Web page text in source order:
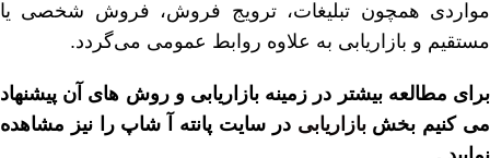
مواردی همچون تبلیغات، ترویج فروش، فروش شخصی یا
مستقیم و بازاریابی به علاوه روابط عمومی می‌گردد.
برای مطالعه بیشتر در زمینه بازاریابی و روش های آن پیشنهاد
می کنیم بخشبازاریابی در سایت پانته آ شاپ را نیز مشاهده